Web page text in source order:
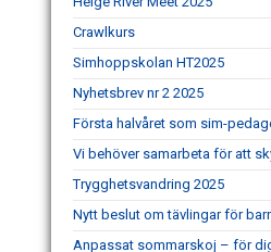
Crawlkurs
Simhoppskolan HT2025
Nyhetsbrev nr 2 2025
Första halvåret som sim-
Vi behöver samarbeta för att
Trygghetsvandring 2025
Nytt beslut om tävlingar för
Anpassat sommarskoj – för